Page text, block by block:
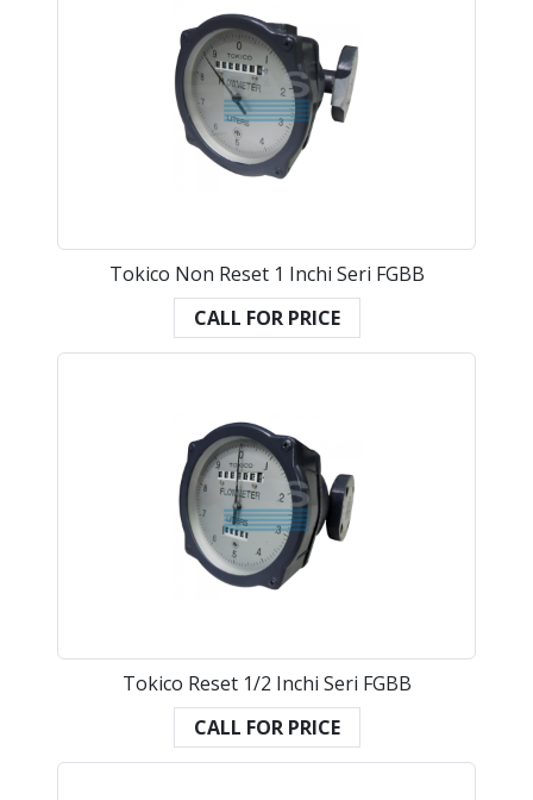
Tokico Non Reset 1 Inchi Seri FGBB
CALL FOR PRICE
Tokico Reset 1/2 Inchi Seri FGBB
CALL FOR PRICE